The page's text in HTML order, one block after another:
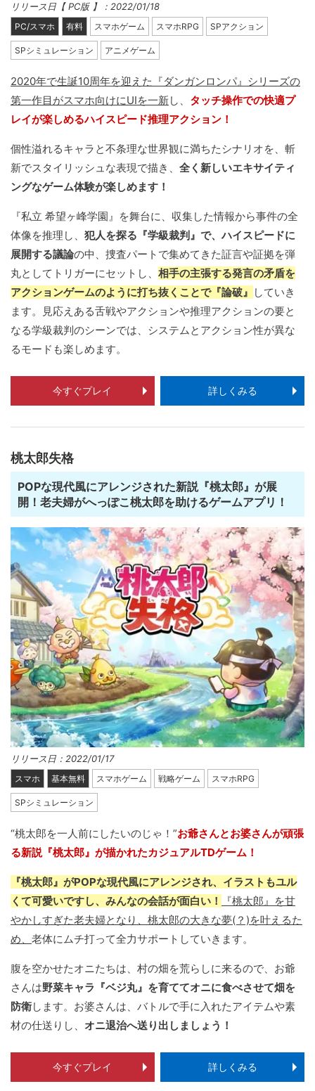
リリース日【 PC版 】：2022/01/18
PC/スマホ 有料 スマホゲーム スマホRPG SPアクション
SPシミュレーション アニメゲーム
2020年で生誕10周年を迎えた『ダンガンロンパ』シリーズの
第一作目がスマホ向けにUIを一新し、 タッチ操作での快適プ
レイが楽しめるハイスピード推理アクション！
個性溢れるキャラと不条理な世界観に満ちたシナリオを、斬
新でスタイリッシュな表現で描き、 全く新しいエキサイティ
ングなゲーム体験が楽しめます！
『私立 希望ヶ峰学園』を舞台に、収集した情報から事件の全
体像を推理し、 犯人を探る『学級裁判』で、ハイスピードに
展開する議論の中、捜査パートで集めてきた証言や証拠を弾
丸としてトリガーにセットし、 相手の主張する発言の矛盾を
アクションゲームのように打ち抜くことで『論破』 していき
ます。見応えある舌戦やアクションや推理アクションの要と
なる学級裁判のシーンでは、システムとアクション性が異な
るモードも楽しめます。
今すぐプレイ 詳しくみる
桃太郎失格
POPな現代風にアレンジされた新説『桃太郎』が展
開！老夫婦がへっぽこ桃太郎を助けるゲームアプリ！
リリース日：2022/01/17
スマホ 基本無料 スマホゲーム 戦略ゲーム スマホRPG
SPシミュレーション
“桃太郎を一人前にしたいのじゃ！”お爺さんとお婆さんが頑張
る新説『桃太郎』が描かれたカジュアルTDゲーム！
『桃太郎』がPOPな現代風にアレンジされ、イラストもユル
くて可愛いですし、みんなの会話が面白い！
『桃太郎』を甘
やかしすぎた老夫婦となり、桃太郎の大きな夢(？)を叶えるた
め、 老体にムチ打って全力サポートしていきます。
腹を空かせたオニたちは、村の畑を荒らしに来るので、お爺
さんは野菜キャラ『ベジ丸』を育ててオニに食べさせて畑を
防衛します。お婆さんは、バトルで手に入れたアイテムや素
材の仕送りし、 オニ退治へ送り出しましょう！
今すぐプレイ 詳しくみる